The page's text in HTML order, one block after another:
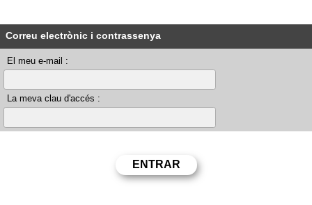
Correu electrònic i contrassenya
El meu e-mail :
La meva clau d'accés :